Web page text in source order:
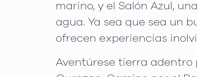
marino, y el Salón Azul,
agua. Ya sea que sea un
ofrecen experiencias
Aventúrese tierra adentro